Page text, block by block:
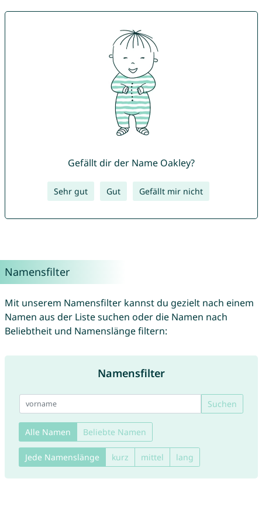
Gefällt dir der Name Oakley?
Sehr gut Gut Gefällt mir nicht
Namensfilter
Mit unserem Namensfilter kannst du gezielt nach einem
Namen aus der Liste suchen oder die Namen nach
Beliebtheit und Namenslänge filtern:
Namensfilter
Suchen
Alle Namen Beliebte Namen
Jede Namenslänge kurz mittel lang